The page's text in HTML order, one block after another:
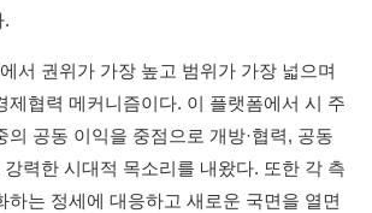
.
서 권위가 가장 높고 범위가 가장 넓으며
제협력 메커니즘이다. 이 플랫폼에서 시 주
의 공동 이익을 중점으로 개방·협력, 공동
력한 시대적 목소리를 내왔다. 또한 각 측
하는 정세에 대응하고 새로운 국면을 열면